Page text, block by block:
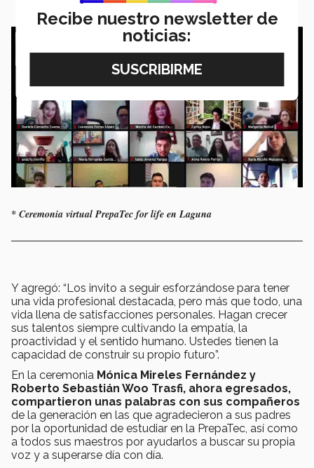
* Ceremonia virtual PrepaTec for life en Laguna
Y agregó: “Los invito a seguir esforzándose para tener
una vida profesional destacada, pero más que todo, una
vida llena de satisfacciones personales. Hagan crecer
sus talentos siempre cultivando la empatía, la
proactividad y el sentido humano. Ustedes tienen la
capacidad de construir su propio futuro”.
En la ceremonia Mónica Mireles Fernández y
Roberto Sebastián Woo Trasfi, ahora egresados,
compartieron unas palabras con sus compañeros
de la generación en las que agradecieron a sus padres
por la oportunidad de estudiar en la PrepaTec, así como
a todos sus maestros por ayudarlos a buscar su propia
voz y a superarse día con día.
Recibe nuestro newsletter de
noticias: